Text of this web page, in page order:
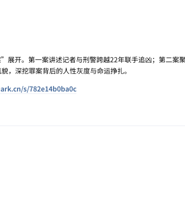
开。第一案讲述记者与刑警跨越22年联手追凶；第二案
，深挖罪案背后的人性灰度与命运挣扎。
s/782e14b0ba0c